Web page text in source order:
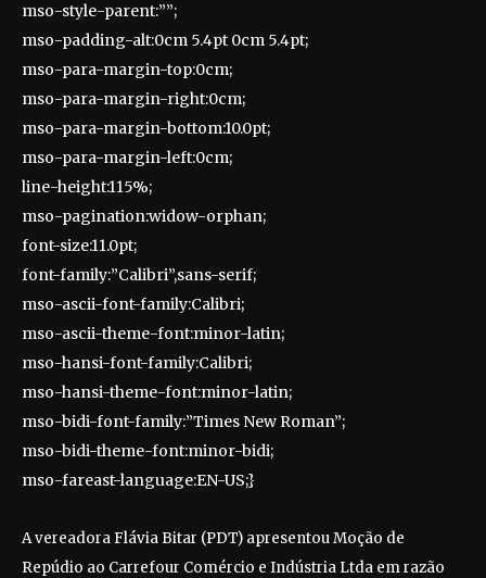
mso-style-parent:””;
mso-padding-alt:0cm 5.4pt 0cm 5.4pt;
mso-para-margin-top:0cm;
mso-para-margin-right:0cm;
mso-para-margin-bottom:10.0pt;
mso-para-margin-left:0cm;
line-height:115%;
mso-pagination:widow-orphan;
font-size:11.0pt;
font-family:”Calibri”,sans-serif;
mso-ascii-font-family:Calibri;
mso-ascii-theme-font:minor-latin;
mso-hansi-font-family:Calibri;
mso-hansi-theme-font:minor-latin;
mso-bidi-font-family:”Times New Roman”;
mso-bidi-theme-font:minor-bidi;
mso-fareast-language:EN-US;}
A vereadora Flávia Bitar (PDT) apresentou Moção de
Repúdio ao Carrefour Comércio e Indústria Ltda em razão